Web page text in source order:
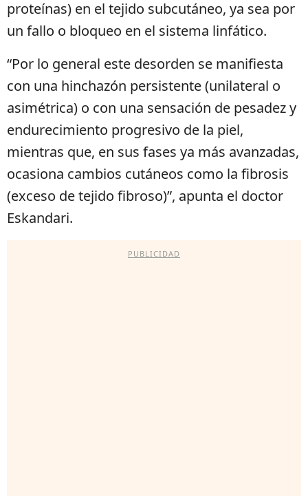
proteínas) en el tejido subcutáneo, ya sea por
un fallo o bloqueo en el sistema linfático.
“Por lo general este desorden se manifiesta
con una hinchazón persistente (unilateral o
asimétrica) o con una sensación de pesadez y
endurecimiento progresivo de la piel,
mientras que, en sus fases ya más avanzadas,
ocasiona cambios cutáneos como la fibrosis
(exceso de tejido fibroso)”, apunta el doctor
Eskandari.
PUBLICIDAD